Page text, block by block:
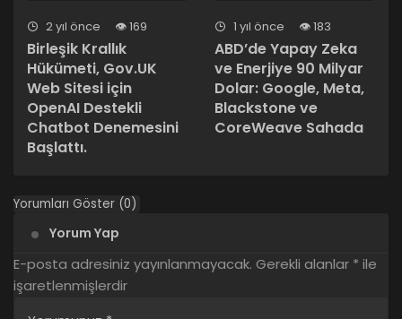
2 yıl önce 169
Birleşik Krallık
Hükümeti, Gov.UK
Web Sitesi için
OpenAI Destekli
Chatbot Denemesini
Başlattı.
1 yıl önce 183
ABD’de Yapay Zeka
ve Enerjiye 90 Milyar
Dolar: Google, Meta,
Blackstone ve
CoreWeave Sahada
Yorumları Göster (0)
Yorum Yap
E-posta adresiniz yayınlanmayacak. Gerekli alanlar * ile
işaretlenmişlerdir